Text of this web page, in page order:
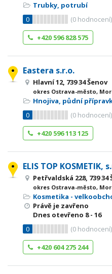
Trubky, potrubí
0
(0 hodnocení)
+420 596 828 575
Eastera s.r.o.
Hlavní 12, 739 34 Šenov
okres Ostrava-město,
Hnojiva, půdní
0
(0 hodnocení)
+420 596 113 125
ELIS TOP KOSMETIK,
Petřvaldská 228, 739 34
okres Ostrava-město,
Kosmetika -
Právě je zavřeno
Dnes otevřeno 8 - 16
0
(0 hodnocení)
+420 604 275 244